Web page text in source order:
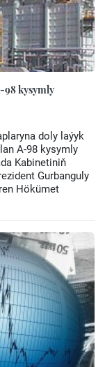
98 kysymly
doly laýyk
A-98 kysymly
Kabinetiniň
Gurbanguly
Hökümet